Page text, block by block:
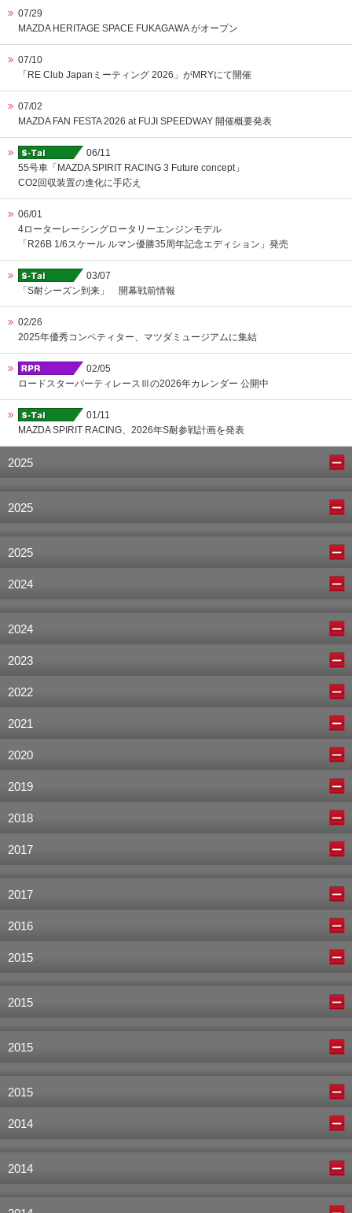
07/29
MAZDA HERITAGE SPACE FUKAGAWA がオープン
07/10
「RE Club Japanミーティング 2026」がMRYにて開催
07/02
MAZDA FAN FESTA 2026 at FUJI SPEEDWAY 開催概要発表
06/11
55号車「MAZDA SPIRIT RACING 3 Future concept」
CO2回収装置の進化に手応え
06/01
4ローターレーシングロータリーエンジンモデル
「R26B 1/6スケール ルマン優勝35周年記念エディション」発売
03/07
「S耐シーズン到来」 開幕戦前情報
02/26
2025年優秀コンペティター、マツダミュージアムに集結
02/05
ロードスターパーティレースⅢの2026年カレンダー 公開中
01/11
MAZDA SPIRIT RACING、2026年S耐参戦計画を発表
2025
2025
2025
2024
2024
2023
2022
2021
2020
2019
2018
2017
2017
2016
2015
2015
2015
2015
2014
2014